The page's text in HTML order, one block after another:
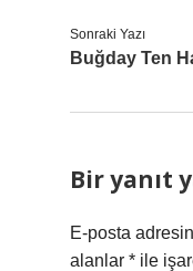
Sonraki Yazı
Buğday Ten
Bir yanıt
E-posta
alanlar * ile